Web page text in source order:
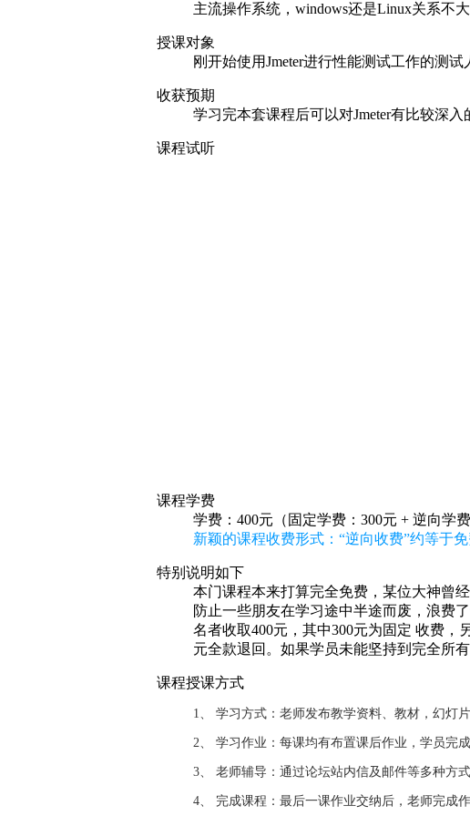
1. 分布式负载生成器的概念和意义
3. Jmeter与LoadRunner在分布式上的区别和
王磊，毕业于中山大学，多年大型项目测
目测试经验。
负责过包括广州亚运会票务网站、广州地
课程学费
新颖的课程收费形式：“逆向收费”约等于
本门课程本来打算完全免费，某位大神曾
防止一些朋友在学习途中半途而废，浪费
名者收取400元，其中300元为固定 收费